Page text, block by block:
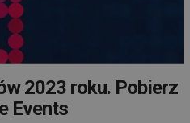
2023 roku. Pobierz
Events